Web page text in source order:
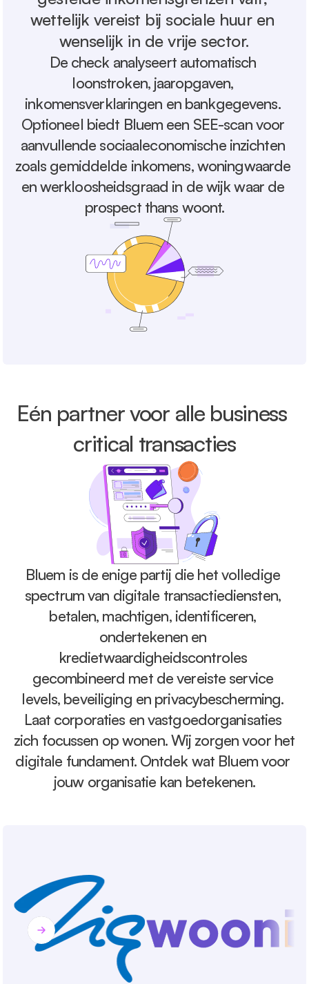
wettelijk vereist bij sociale huur en
wenselijk in de vrije sector.
De check analyseert automatisch
loonstroken, jaaropgaven,
inkomensverklaringen en bankgegevens.
Optioneel biedt Bluem een SEE-scan voor
aanvullende sociaaleconomische inzichten
zoals gemiddelde inkomens, woningwaarde
en werkloosheidsgraad in de wijk waar de
prospect thans woont.
Eén partner voor alle business
critical transacties
Bluem is de enige partij die het volledige
spectrum van digitale transactiediensten,
betalen, machtigen, identificeren,
ondertekenen en
kredietwaardigheidscontroles
gecombineerd met de vereiste service
levels, beveiliging en privacybescherming.
Laat corporaties en vastgoedorganisaties
zich focussen op wonen. Wij zorgen voor het
digitale fundament. Ontdek wat Bluem voor
jouw organisatie kan betekenen.